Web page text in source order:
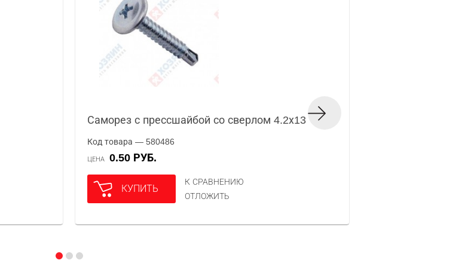
Саморез с прессшайбой со сверлом 4.2х13
Код товара — 580486
ЦЕНА 0.50 РУБ.
КУПИТЬ
К СРАВНЕНИЮ
ОТЛОЖИТЬ